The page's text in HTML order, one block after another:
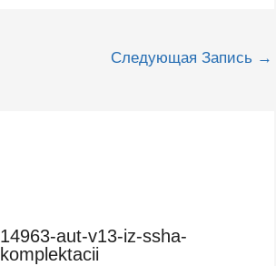
Следующая Запись →
14963-aut-v13-iz-ssha-
komplektacii